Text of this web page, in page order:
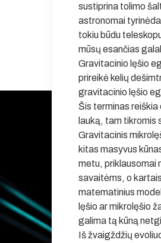
sustiprina tolimo
astronomai
tokiu būdu
mūsų esančias
Gravitacinio lęšio
prireikė kelių
gravitacinio lęšio
Šis terminas
lauką, tam tikromis
Gravitacinis
kitas masyvus
metu, priklausomai
savaitėms, o
matematinius
lęšio ar mikrolęšio
galima tą kūną
Iš žvaigždžių